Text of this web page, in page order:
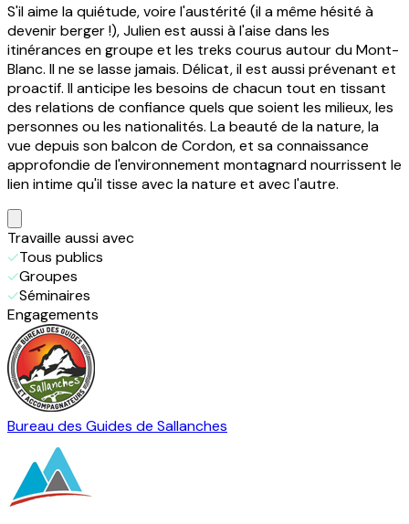
S'il aime la quiétude, voire l'austérité (il a même hésité à
devenir berger !), Julien est aussi à l'aise dans les
itinérances en groupe et les treks courus autour du Mont-
Blanc. Il ne se lasse jamais. Délicat, il est aussi prévenant et
proactif. Il anticipe les besoins de chacun tout en tissant
des relations de confiance quels que soient les milieux, les
personnes ou les nationalités. La beauté de la nature, la
vue depuis son balcon de Cordon, et sa connaissance
approfondie de l'environnement montagnard nourrissent le
lien intime qu'il tisse avec la nature et avec l'autre.
Travaille aussiavec
Tous publics
Groupes
Séminaires
Engagements
Bureau des Guides de Sallanches